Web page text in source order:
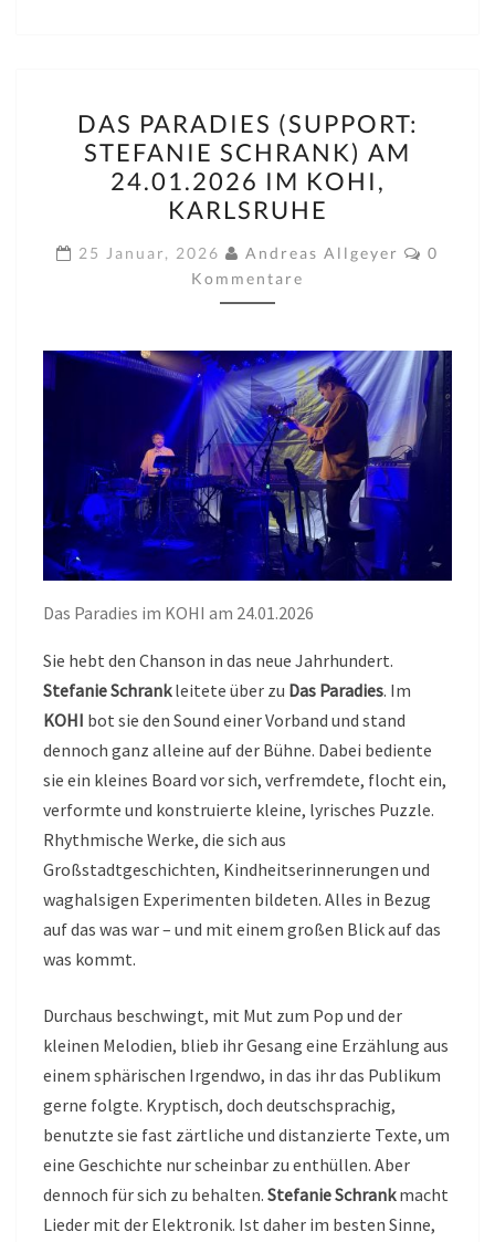
PARADIES
(SUPPORT:
STEFANIE
SCHRANK)
AM
24.01.2026
IM
KARLSRUHE
DAS PARADIES (SUPPORT:
STEFANIE SCHRANK) AM
24.01.2026 IM KOHI,
KARLSRUHE
25 Januar, 2026 Andreas Allgeyer
0
Kommentare
Das Paradies im KOHI am 24.01.2026
Sie hebt den Chanson in das neue Jahrhundert.
Stefanie Schrankleitete über zu Das Paradies. Im
KOHI bot sie den Sound einer Vorband und stand
dennoch ganz alleine auf der Bühne. Dabei bediente
sie ein kleines Board vor sich, verfremdete, flocht ein,
verformte und konstruierte kleine, lyrisches Puzzle.
Rhythmische Werke, die sich aus
Großstadtgeschichten, Kindheitserinnerungen und
waghalsigen Experimenten bildeten. Alles in Bezug
auf das was war – und mit einem großen Blick auf das
was kommt.
Durchaus beschwingt, mit Mut zum Pop und der
kleinen Melodien, blieb ihr Gesang eine Erzählung aus
einem sphärischen Irgendwo, in das ihr das Publikum
gerne folgte. Kryptisch, doch deutschsprachig,
benutzte sie fast zärtliche und distanzierte Texte, um
eine Geschichte nur scheinbar zu enthüllen. Aber
dennoch für sich zu behalten. Stefanie Schrankmacht
Lieder mit der Elektronik. Ist daher im besten Sinne,